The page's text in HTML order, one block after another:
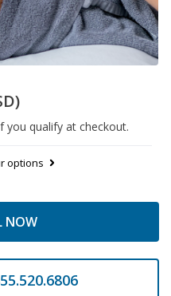
you qualify at checkout.
options
NOW